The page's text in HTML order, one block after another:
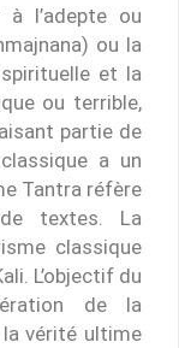
l’adepte ou
ou la
et la
ou terrible,
partie de
a un
Tantra réfère
textes. La
classique
L’objectif du
de la
vérité ultime